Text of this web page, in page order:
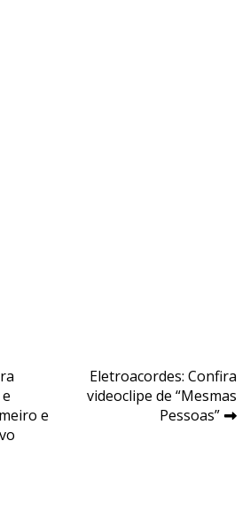
e
Eletroacordes: Confira
videoclipe de “Mesmas
Pessoas”